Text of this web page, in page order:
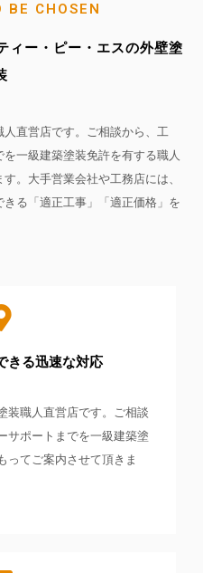
BE CHOSEN
ィー・ピー・エスの外壁塗
直営店です。ご相談から、工
一級建築塗装免許を有する職人
。大手営業会社や工務店には、
る「適正工事」「適正価格」を
きる迅速な対応
装職人直営店です。ご相談
サポートまでを一級建築塗
ってご案内させて頂きま